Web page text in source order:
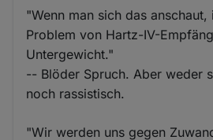
"Wenn man sich das
Problem von Hartz-IV-
Untergewicht."
-- Blöder Spruch. Aber weder
noch rassistisch.
"Wir werden uns gegen